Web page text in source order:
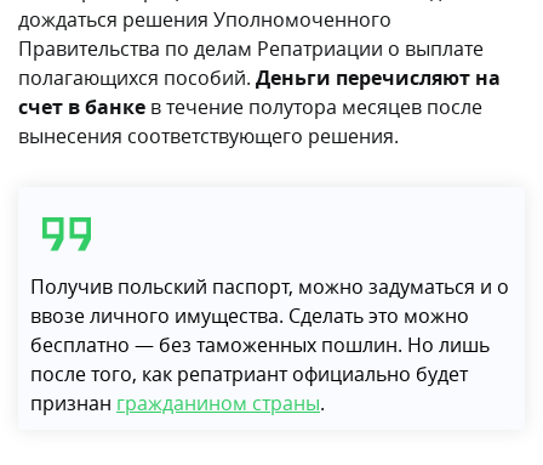
дождаться решения Уполномоченного
Правительства по делам Репатриации о выплате
полагающихся пособий. Деньги перечисляют на
счет в банке в течение полутора месяцев после
вынесения соответствующего решения.
Получив польский паспорт, можно задуматься и о
ввозе личного имущества. Сделать это можно
бесплатно — без таможенных пошлин. Но лишь
после того, как репатриант официально будет
признан гражданином страны.